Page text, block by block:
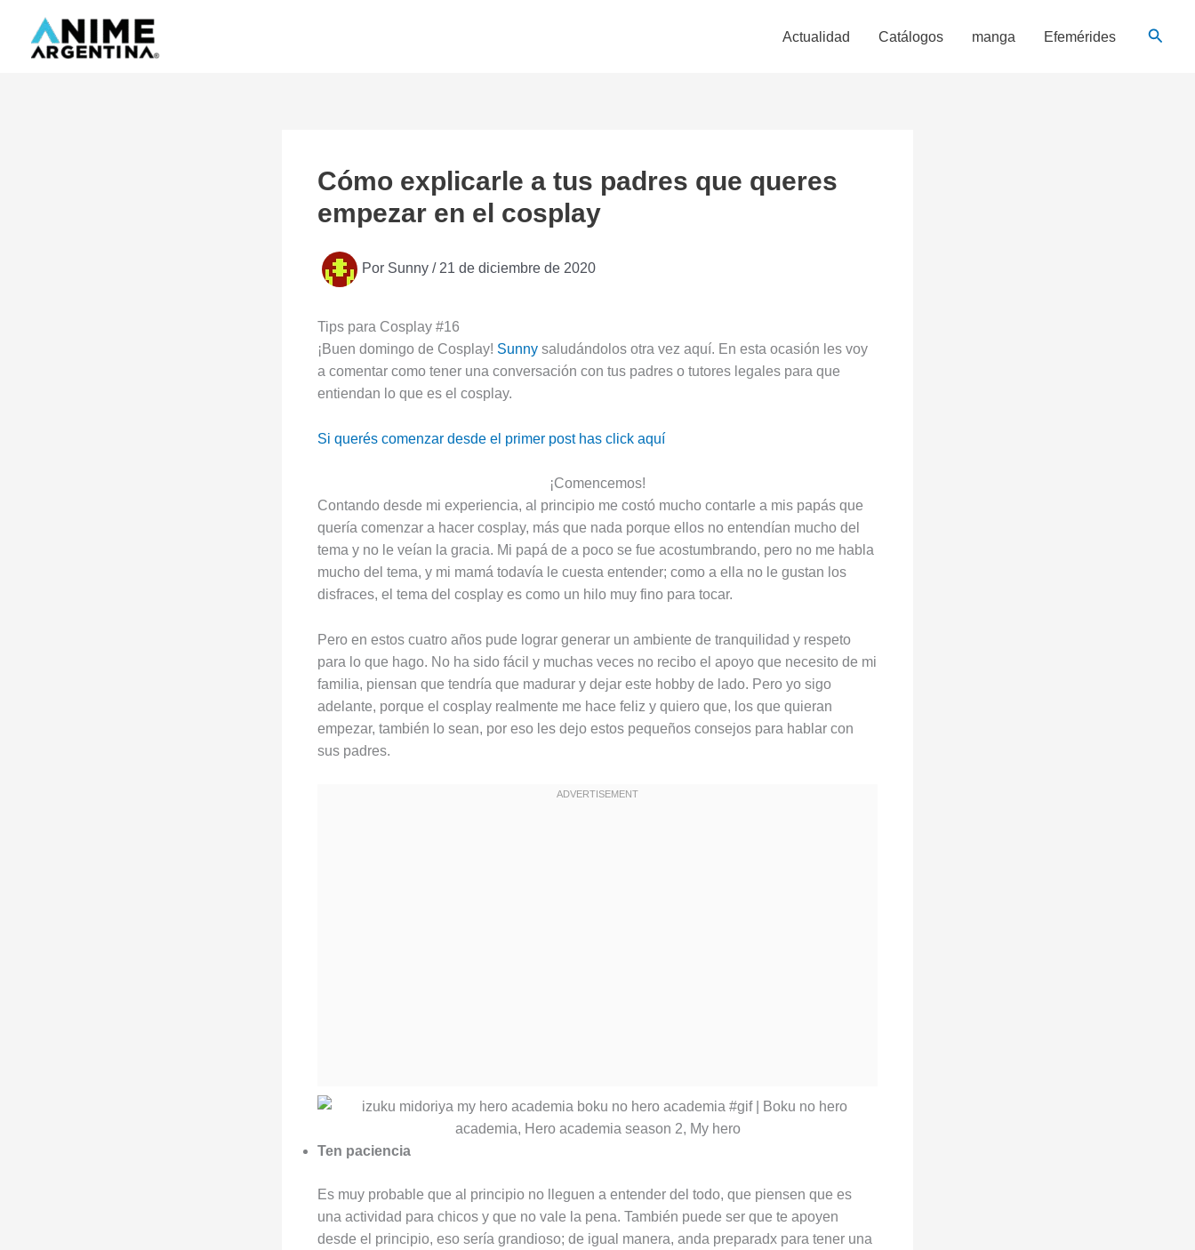
contenido
Actualidad Catálogos manga Efemérides
Cómo explicarle a tus padres que queres
empezar en el cosplay
Por Sunny / 21 de diciembre de 2020
Tips para Cosplay #16
¡Buen domingo de Cosplay! Sunny saludándolos otra vez aquí. En esta ocasión les voy
a comentar como tener una conversación con tus padres o tutores legales para que
entiendan lo que es el cosplay.
Si querés comenzar desde el primer post has click aquí
¡Comencemos!
Contando desde mi experiencia, al principio me costó mucho contarle a mis papás que
quería comenzar a hacer cosplay, más que nada porque ellos no entendían mucho del
tema y no le veían la gracia. Mi papá de a poco se fue acostumbrando, pero no me habla
mucho del tema, y mi mamá todavía le cuesta entender; como a ella no le gustan los
disfraces, el tema del cosplay es como un hilo muy fino para tocar.
Pero en estos cuatro años pude lograr generar un ambiente de tranquilidad y respeto
para lo que hago. No ha sido fácil y muchas veces no recibo el apoyo que necesito de mi
familia, piensan que tendría que madurar y dejar este hobby de lado. Pero yo sigo
adelante, porque el cosplay realmente me hace feliz y quiero que, los que quieran
empezar, también lo sean, por eso les dejo estos pequeños consejos para hablar con
sus padres.
Ten paciencia
Es muy probable que al principio no lleguen a entender del todo, que piensen que es
una actividad para chicos y que no vale la pena. También puede ser que te apoyen
desde el principio, eso sería grandioso; de igual manera, anda preparadx para tener una